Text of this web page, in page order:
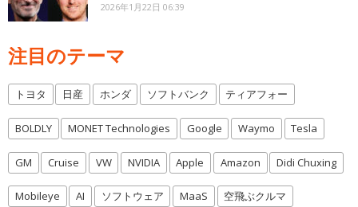
2026年1月22日 06:39
注目のテーマ
トヨタ 日産 ホンダ ソフトバンク ティアフォー
BOLDLY MONET Technologies Google Waymo Tesla
GM Cruise VW NVIDIA Apple Amazon Didi Chuxing
Mobileye AI ソフトウェア MaaS 空飛ぶクルマ